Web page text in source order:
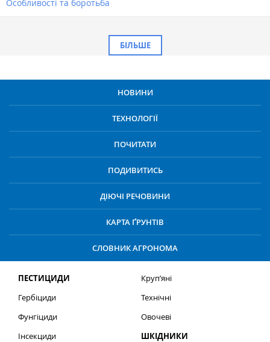
Особливості та боротьба
БІЛЬШЕ
НОВИНИ
ТЕХНОЛОГІЇ
ПОЧИТАТИ
ПОДИВИТИСЬ
ДІЮЧІ РЕЧОВИНИ
КАРТА ҐРУНТІВ
СЛОВНИК АГРОНОМА
ПЕСТИЦИДИ
Гербіциди
Фунгіциди
Інсекциди
Круп’яні
Технічні
Овочеві
ШКІДНИКИ